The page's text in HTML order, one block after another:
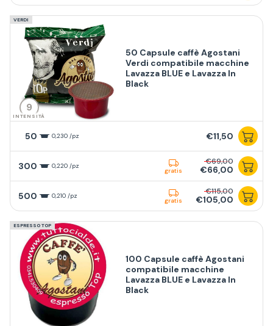
VERDI
9
INTENSITÀ
50 Capsule caffè Agostani
Verdi compatibile macchine
Lavazza BLUE e Lavazza In
Black
50 0,230 /pz €11,50
300 0,220 /pz
gratis
€69,00
€66,00
500 0,210 /pz
gratis
€115,00
€105,00
ESPRESSO TOP
100 Capsule caffè Agostani
compatibile macchine
Lavazza BLUE e Lavazza In
Black